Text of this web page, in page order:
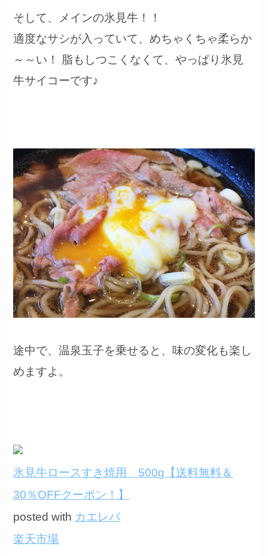
そして、メインの氷見牛！！
適度なサシが入っていて、めちゃくちゃ柔らか
～～い！ 脂もしつこくなくて、やっぱり氷見
牛サイコーです♪
途中で、温泉玉子を乗せると、味の変化も楽し
めますよ。
氷見牛ロースすき焼用 500g【送料無料＆
30％OFFクーポン！】
posted with カエレバ
楽天市場